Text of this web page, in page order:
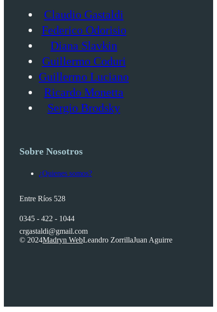
Claudio Gastaldi
Federico Odorisio
Diana Slavkin
Guillermo Coduri
Guillermo Luciano
Ricardo Monetta
Sergio Brodsky
Sobre Nosotros
¿Quienes somos?
Entre Ríos 528
0345 - 422 - 1044
crgastaldi@gmail.com
© 2024Madryn WebLeandro ZorrillaJuan Aguirre